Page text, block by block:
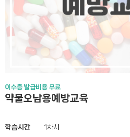
이수증 발급비용 무료
약물오남용예방교육
학습시간 1차시